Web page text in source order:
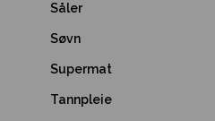
Såler
Søvn
Supermat
Tannpleie